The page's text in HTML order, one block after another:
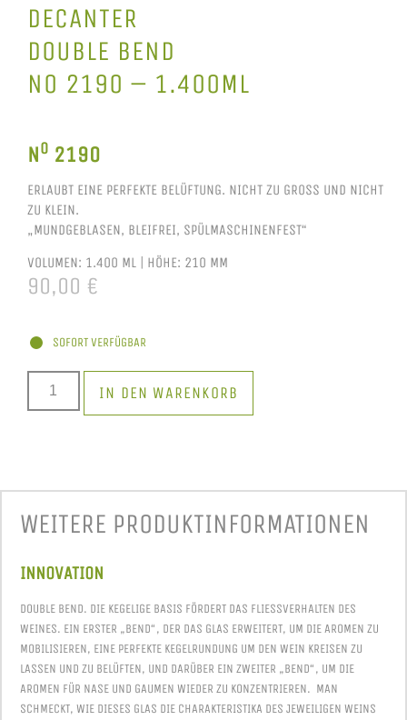
DECANTER
DOUBLE BEND
NO 2190 – 1.400ML
NO 2190
ERLAUBT EINE PERFEKTE BELÜFTUNG. NICHT ZU GROSS UND NICHT Z
U KLEIN.
„MUNDGEBLASEN, BLEIFREI, SPÜLMASCHINENFEST“
VOLUMEN: 1.400 ML HÖHE: 210 MM
90,00 €
SOFORT VERFÜGBAR
IN DEN WARENKORB
WEITERE PRODUKT­INFORMATIONEN
INNOVATION
DOUBLE BEND. DIE KEGELIGE BASIS FÖRDERT DAS FLIESSVERHALTEN DES W
EINES. EIN ERSTER „BEND“, DER DAS GLAS ERWEITERT, UM DIE AROMEN ZU M
OBILISIEREN, EINE PERFEKTE KEGELRUNDUNG UM DEN WEIN KREISEN ZU L
ASSEN UND ZU BELÜFTEN, UND DARÜBER EIN ZWEITER „BEND“, UM DIE A
ROMEN FÜR NASE UND GAUMEN WIEDER ZU KONZENTRIEREN. MAN S
CHMECKT, WIE DIESES GLAS DIE CHARAKTERISTIKA DES JEWEILIGEN WEINS A